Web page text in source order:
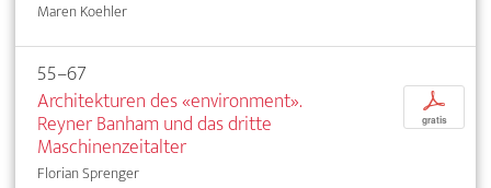
Maren Koehler
55–67
Architekturen des «environment».
Reyner Banham und das dritte
Maschinenzeitalter
Florian Sprenger
p
gratis